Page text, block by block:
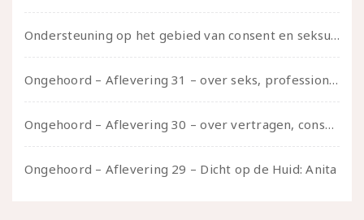
Ondersteuning op het gebied van consent en seksualiteit
Ongehoord – Aflevering 31 – over seks, professioneel en persoonlijk, een gesprek met Marije
Ongehoord – Aflevering 30 – over vertragen, consent en negatieve gevoelens met Meg-John Barker
Ongehoord – Aflevering 29 – Dicht op de Huid: Anita